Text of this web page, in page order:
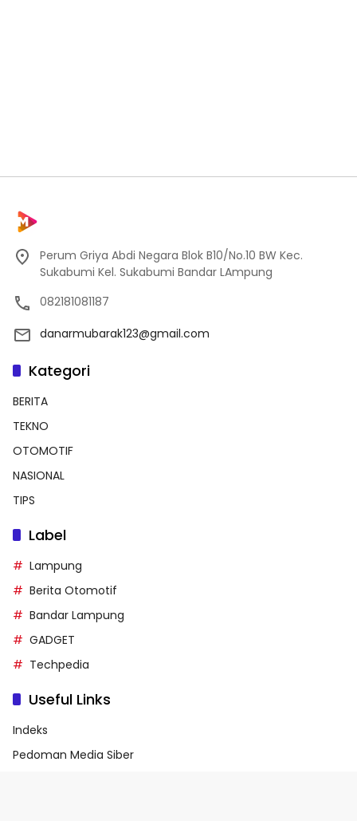
Perum Griya Abdi Negara Blok B10/No.10 BW Kec.
Sukabumi Kel. Sukabumi Bandar LAmpung
082181081187
danarmubarak123@gmail.com
Kategori
BERITA
TEKNO
OTOMOTIF
NASIONAL
TIPS
Label
Lampung
Berita Otomotif
Bandar Lampung
GADGET
Techpedia
Useful Links
Indeks
Pedoman Media Siber